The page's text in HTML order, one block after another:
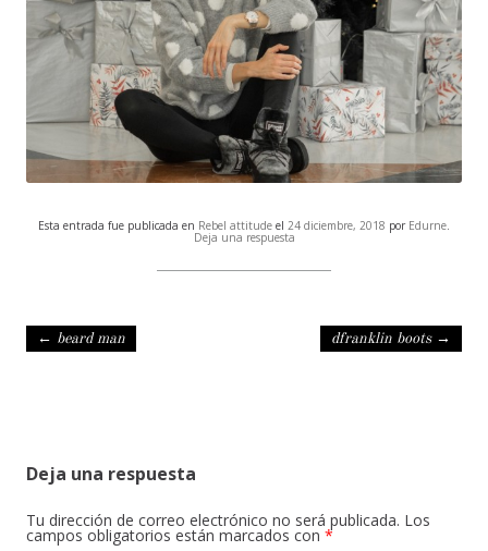
Esta entrada fue publicada en Rebel attitude el 24 diciembre, 2018 por Edurne.
Deja una respuesta
Navegación de entradas
← beard man dfranklin boots →
Deja una respuesta
Tu dirección de correo electrónico no será publicada. Los
campos obligatorios están marcados con *